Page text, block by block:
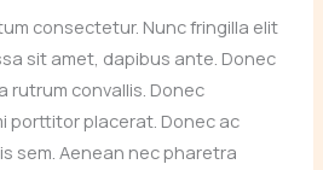
consectetur. Nunc fringilla elit
sit amet, dapibus ante. Donec
rutrum convallis. Donec
porttitor placerat. Donec ac
sem. Aenean nec pharetra